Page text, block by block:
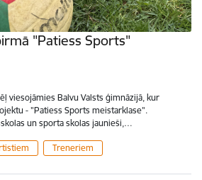
"Patiess Sports"
viesojāmies Balvu Valsts ģimnāzijā, kur
- "Patiess Sports meistarklase".
un sporta skolas jaunieši,…
Treneriem